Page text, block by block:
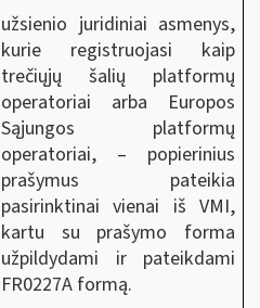
užsienio juridiniai asmenys,
kurie registruojasi kaip
trečiųjų šalių platformų
operatoriai arba Europos
Sąjungos platformų
operatoriai, – popierinius
prašymus pateikia
pasirinktinai vienai iš VMI,
kartu su prašymo forma
užpildydami ir pateikdami
FR0227A formą.